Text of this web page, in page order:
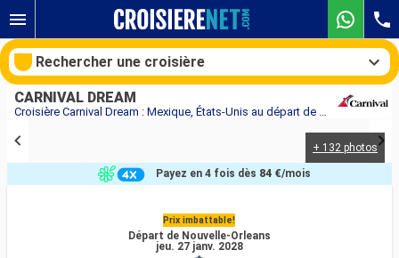
Croisière Carnival Dream : Mexique, États-Unis au départ de Nouvelle-Orleans
CARNIVAL DREAM
+ 132 photos
Prix imbattable!
Départ de Nouvelle-Orleans
jeu. 27 janv. 2028
Payez en 4 fois dès 84 €/mois
Rechercher une croisière
Nos destinations
Compagnies